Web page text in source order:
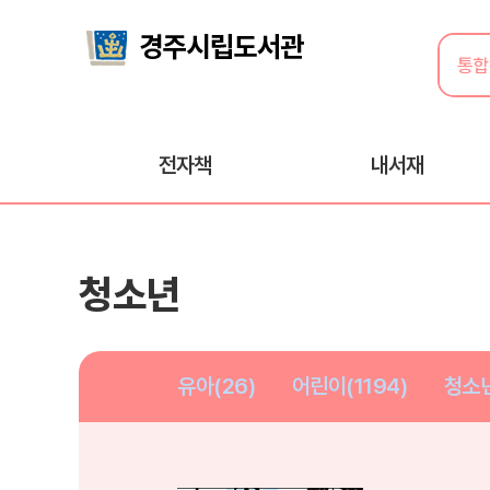
전자책 내서재
청소년
유아(26) 어린이(1194) 청